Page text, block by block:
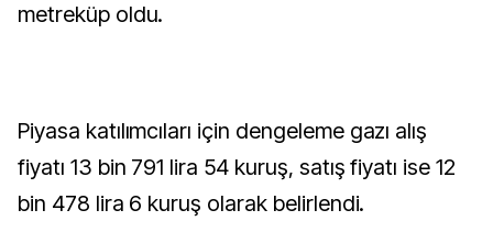
metreküp oldu.
Piyasa katılımcıları için dengeleme gazı alış
fiyatı 13 bin 791 lira 54 kuruş, satış fiyatı ise 12
bin 478 lira 6 kuruş olarak belirlendi.